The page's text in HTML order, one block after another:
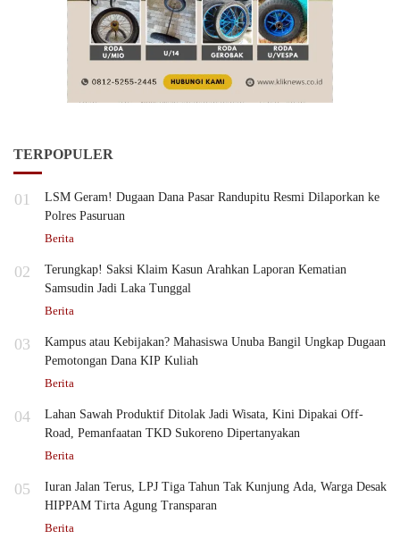
TERPOPULER
01
LSM Geram! Dugaan Dana Pasar Randupitu Resmi Dilaporkan ke
Polres Pasuruan
Berita
02
Terungkap! Saksi Klaim Kasun Arahkan Laporan Kematian
Samsudin Jadi Laka Tunggal
Berita
03
Kampus atau Kebijakan? Mahasiswa Unuba Bangil Ungkap Dugaan
Pemotongan Dana KIP Kuliah
Berita
04
Lahan Sawah Produktif Ditolak Jadi Wisata, Kini Dipakai Off-
Road, Pemanfaatan TKD Sukoreno Dipertanyakan
Berita
05
Iuran Jalan Terus, LPJ Tiga Tahun Tak Kunjung Ada, Warga Desak
HIPPAM Tirta Agung Transparan
Berita